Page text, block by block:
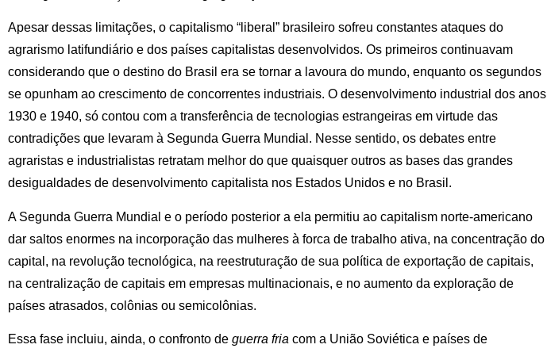
Apesar dessas limitações, o capitalismo “liberal” brasileiro sofreu constantes ataques do
agrarismo latifundiário e dos países capitalistas desenvolvidos. Os primeiros continuavam
considerando que o destino do Brasil era se tornar a lavoura do mundo, enquanto os segundos
se opunham ao crescimento de concorrentes industriais. O desenvolvimento industrial dos anos
1930 e 1940, só contou com a transferência de tecnologias estrangeiras em virtude das
contradições que levaram à Segunda Guerra Mundial. Nesse sentido, os debates entre
agraristas e industrialistas retratam melhor do que quaisquer outros as bases das grandes
desigualdades de desenvolvimento capitalista nos Estados Unidos e no Brasil.
A Segunda Guerra Mundial e o período posterior a ela permitiu ao capitalism norte-americano
dar saltos enormes na incorporação das mulheres à forca de trabalho ativa, na concentração do
capital, na revolução tecnológica, na reestruturação de sua política de exportação de capitais,
na centralização de capitais em empresas multinacionais, e no aumento da exploração de
países atrasados, colônias ou semicolônias.
Essa fase incluiu, ainda, o confronto de guerra fria com a União Soviética e países de